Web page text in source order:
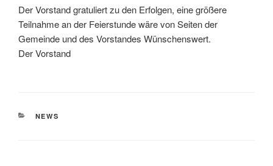
Der Vorstand gratuliert zu den Erfolgen, eine größere
Teilnahme an der Feierstunde wäre von Seiten der
Gemeinde und des Vorstandes Wünschenswert.
Der Vorstand
KATEGORIEN
NEWS